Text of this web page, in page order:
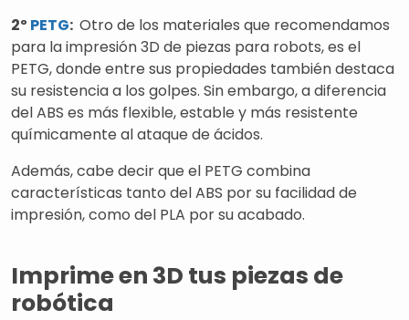
2º PETG: Otro de los materiales que recomendamos
para la impresión 3D de piezas para robots, es el
PETG, donde entre sus propiedades también destaca
su resistencia a los golpes. Sin embargo, a diferencia
del ABS es más flexible, estable y más resistente
químicamente al ataque de ácidos.
Además, cabe decir que el PETG combina
características tanto del ABS por su facilidad de
impresión, como del PLA por su acabado.
Imprime en 3D tus piezas de
robótica